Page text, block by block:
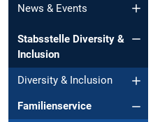
News & Events
Stabsstelle Diversity &
Inclusion
Diversity & Inclusion
Familienservice